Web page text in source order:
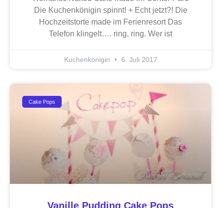
Die Kuchenkönigin spinnt! + Echt jetzt?! Die
Hochzeitstorte made im Ferienresort Das
Telefon klingelt…. ring, ring. Wer ist
Kuchenkönigin 6. Juli 2017
Cake Pops
Vanille Pudding Cake Pops